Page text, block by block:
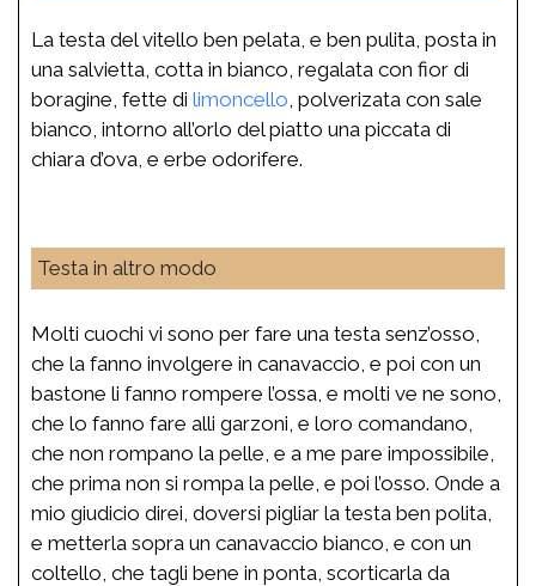
La testa del vitello ben pelata, e ben pulita, posta in
una salvietta, cotta in bianco, regalata con fior di
boragine, fette di limoncello , polverizata con sale
bianco, intorno all’orlo del piatto una piccata di
chiara d’ova, e erbe odorifere.
Testa in altro modo
Molti cuochi vi sono per fare una testa senz’osso,
che la fanno involgere in canavaccio, e poi con un
bastone li fanno rompere l’ossa, e molti ve ne sono,
che lo fanno fare alli garzoni, e loro comandano,
che non rompano la pelle, e a me pare impossibile,
che prima non si rompa la pelle, e poi l’osso. Onde a
mio giudicio direi, doversi pigliar la testa ben polita,
e metterla sopra un canavaccio bianco, e con un
coltello, che tagli bene in ponta, scorticarla da